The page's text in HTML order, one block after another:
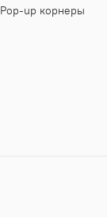
Pop-up корнеры